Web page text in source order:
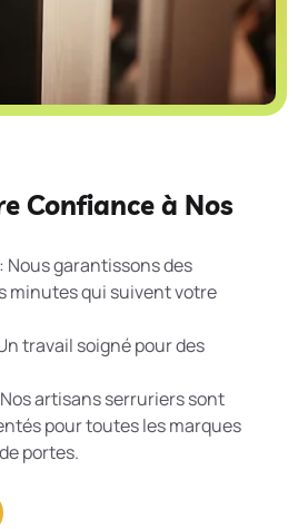
Confiance à Nos
Nous garantissons des
minutes qui suivent votre
travail soigné pour des
artisans serruriers sont
pour toutes les marques
portes.